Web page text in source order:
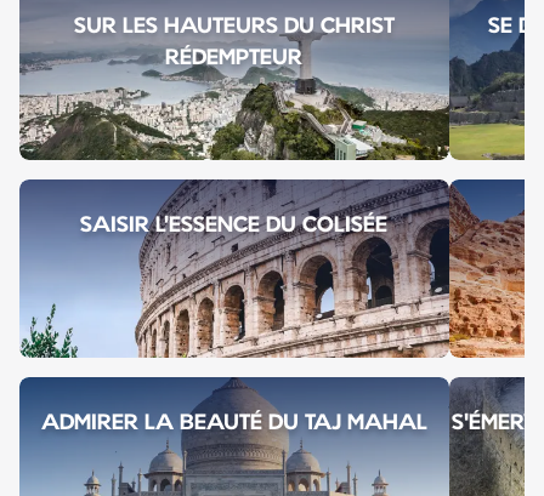
SUR LES HAUTEURS DU CHRIST
RÉDEMPTEUR
SE
SAISIR L'ESSENCE DU COLISÉE
ADMIRER LA BEAUTÉ DU TAJ MAHAL